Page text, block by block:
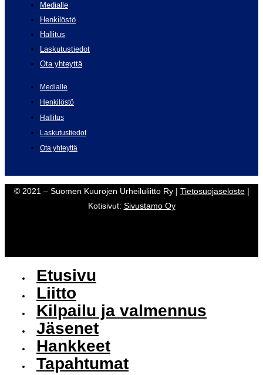
Medialle
Henkilöstö
Hallitus
Laskutustiedot
Ota yhteyttä
Medialle
Henkilöstö
Hallitus
Laskutustiedot
Ota yhteyttä
© 2021 – Suomen Kuurojen Urheiluliitto Ry | Tietosuojaseloste|
Kotisivut: Sivustamo Oy
Etusivu
Liitto
Kilpailu ja valmennus
Jäsenet
Hankkeet
Tapahtumat